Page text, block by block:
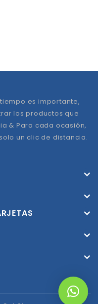
es importante,
los productos que
& Para cada ocasión,
un clic de distancia.